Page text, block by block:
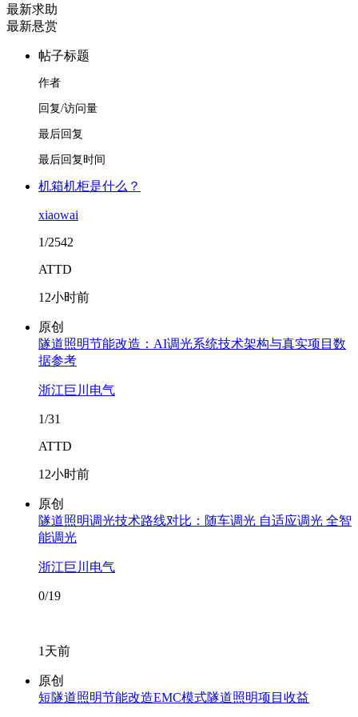
最新求助
最新悬赏
帖子标题
作者
回复/访问量
最后回复
最后回复时间
机箱机柜是什么？
xiaowai
1/2542
ATTD
12小时前
原创
隧道照明节能改造：AI调光系统技术架构与真实项目数
据参考
浙江巨川电气
1/31
ATTD
12小时前
原创
隧道照明调光技术路线对比：随车调光 自适应调光 全智
能调光
浙江巨川电气
0/19
1天前
原创
短隧道照明节能改造EMC模式隧道照明项目收益